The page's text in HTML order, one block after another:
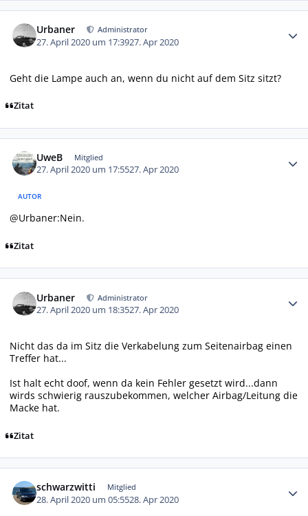
Urbaner Administrator
27. April 2020 um 17:3927. Apr 2020
Geht die Lampe auch an, wenn du nicht auf dem Sitz sitzt?
Zitat
UweB Mitglied
27. April 2020 um 17:5527. Apr 2020
AUTOR
@Urbaner:Nein.
Zitat
Urbaner Administrator
27. April 2020 um 18:3527. Apr 2020
Nicht das da im Sitz die Verkabelung zum Seitenairbag einen
Treffer hat...
Ist halt echt doof, wenn da kein Fehler gesetzt wird...dann
wirds schwierig rauszubekommen, welcher Airbag/Leitung die
Macke hat.
Zitat
schwarzwitti Mitglied
28. April 2020 um 05:5528. Apr 2020